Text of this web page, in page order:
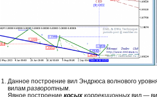
Данное построение вил Эндрюса волнового
вилам разворотным
Явное построение косых коррекционных вил —